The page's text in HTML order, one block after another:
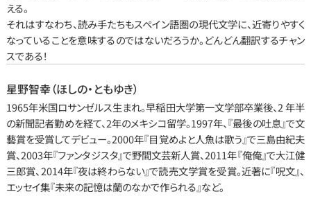
える。
それはすなわち、読み手たちもスペイン語圏の現代文学に、近寄りやすく
なっていることを意味するのではないだろうか。どんどん翻訳するチャン
スである！
星野智幸（ほしの・ともゆき）
1965年米国ロサンゼルス生まれ。早稲田大学第一文学部卒業後、2 年半
の新聞記者勤めを経て、2年のメキシコ留学。1997年、『最後の吐息』で文
藝賞を受賞してデビュー。2000年『目覚めよと人魚は歌う』で三島由紀夫
賞、2003年『ファンタジスタ』で野間文芸新人賞、2011年『俺俺』で大江健
三郎賞、2014年『夜は終わらない』で読売文学賞を受賞。近著に『呪文』、
エッセイ集『未来の記憶は蘭のなかで作られる』など。